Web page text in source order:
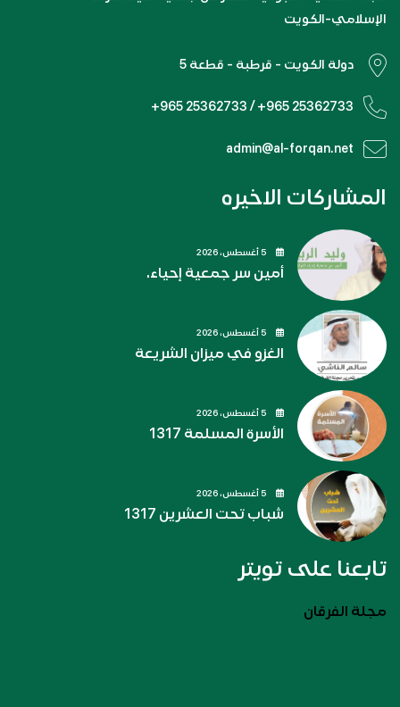
الإسلامي-الكويت
دولة الكويت - قرطبة - قطعة 5
+965 25362733 / +965 25362733
admin@al-forqan.net
المشاركات الاخيره
أمين سر جمعية إحياء.
الغزو في ميزان الشريعة
الأسرة المسلمة 1317
شباب تحت العشرين 1317
تابعنا على تويتر
مجلة الفرقان